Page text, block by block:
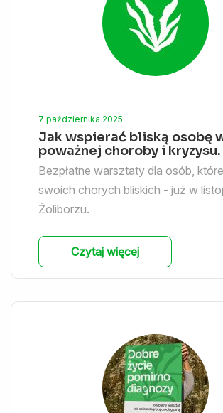
7 października 2025
Jak wspierać bliską osobę
poważnej choroby i kryzysu.
Bezpłatne warsztaty dla osób,
swoich chorych bliskich - już w
Żoliborzu.
Czytaj więcej